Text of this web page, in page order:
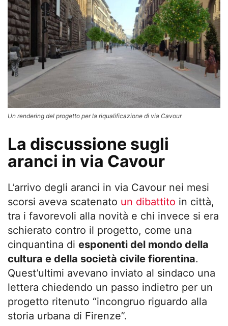
Un rendering del progetto per la riqualificazione di via Cavour
La discussione sugli
aranci in via Cavour
L’arrivo degli aranci in via Cavour nei mesi
scorsi aveva scatenato un dibattito in città,
tra i favorevoli alla novità e chi invece si era
schierato contro il progetto, come una
cinquantina di esponenti del mondo della
cultura e della società civile fiorentina.
Quest’ultimi avevano inviato al sindaco una
lettera chiedendo un passo indietro per un
progetto ritenuto “incongruo riguardo alla
storia urbana di Firenze”.